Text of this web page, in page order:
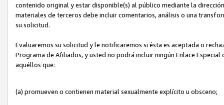
contenido original y estar disponible(s) al público mediante la
materiales de terceros debe incluir comentarios, análisis o una
su solicitud.
Evaluaremos su solicitud y le notificaremos si ésta es aceptada o
Programa de Afiliados, y usted no podrá incluir ningún Enlace
aquéllos que:
(a) promueven o contienen material sexualmente explícito u obsceno;